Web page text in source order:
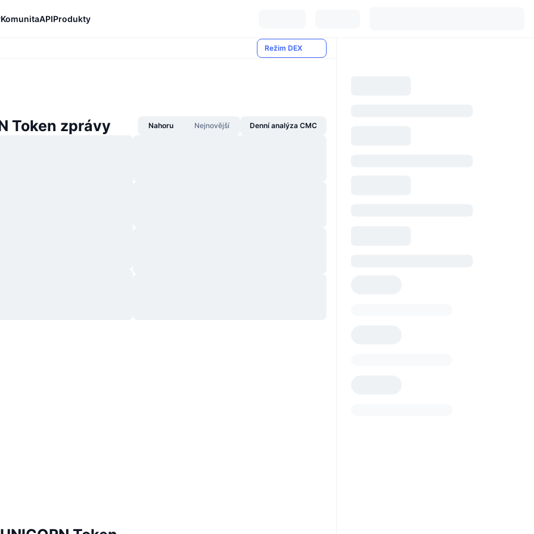
KomunitaAPIProdukty
Režim DEX
Token zprávy Nahoru Nejnovější Denní analýza CMC